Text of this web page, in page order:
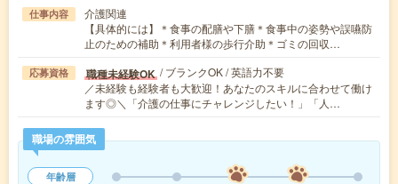
仕事内容
介護関連
【具体的には】＊食事の配膳や下膳＊食事中の姿勢や誤嚥防
止のための補助＊利用者様の歩行介助＊ゴミの回収…
応募資格 職種未経験OK / ブランクOK / 英語力不要
／未経験も経験者も大歓迎！あなたのスキルに合わせて働け
ます◎＼「介護の仕事にチャレンジしたい！」「人…
職場の雰囲気
年齢層